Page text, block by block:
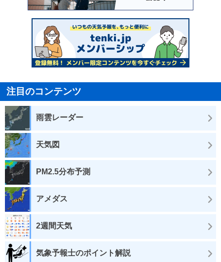
注目のコンテンツ
雨雲レーダー
天気図
PM2.5分布予測
アメダス
2週間天気
気象予報士のポイント解説